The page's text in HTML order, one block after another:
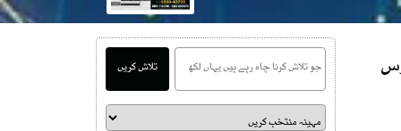
تلاش کریں